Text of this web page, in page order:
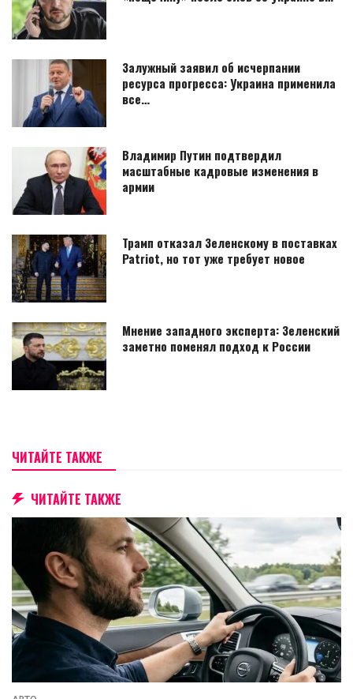
Залужный заявил об исчерпании
ресурса прогресса: Украина применила
все…
Владимир Путин подтвердил
масштабные кадровые изменения в
армии
Трамп отказал Зеленскому в поставках
Patriot, но тот уже требует новое
Мнение западного эксперта: Зеленский
заметно поменял подход к России
ЧИТАЙТЕ ТАКЖЕ
ЧИТАЙТЕ ТАКЖЕ